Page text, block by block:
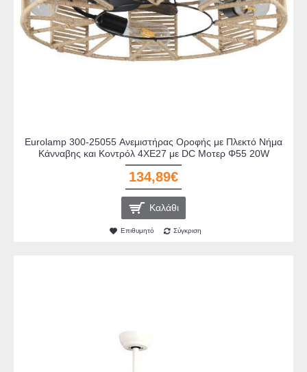
Eurolamp 300-25055 Ανεμιστήρας Οροφής με Πλεκτό Νήμα
Κάνναβης και Κοντρόλ 4ΧΕ27 με DC Μοτερ Φ55 20W
134,89€
Καλάθι
Επιθυμητό Σύγκριση